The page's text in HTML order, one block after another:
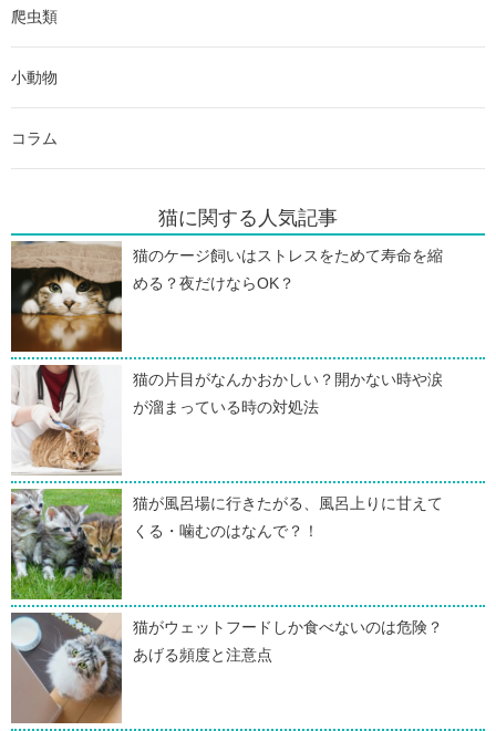
爬虫類
小動物
コラム
猫に関する人気記事
猫のケージ飼いはストレスをためて寿命を縮
める？夜だけならOK？
猫の片目がなんかおかしい？開かない時や涙
が溜まっている時の対処法
猫が風呂場に行きたがる、風呂上りに甘えて
くる・噛むのはなんで？！
猫がウェットフードしか食べないのは危険？
あげる頻度と注意点